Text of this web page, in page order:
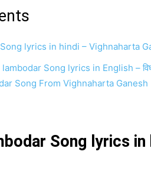
lyrics in hindi – Vighnaharta
Song lyrics in English –
Song From Vighnaharta Ganesh |
Song lyrics